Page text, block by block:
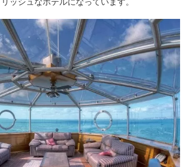
ッシュなホテルになっています。